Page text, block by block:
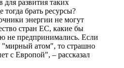
для развития таких
тогда брать ресурсы?
энергии не могут
стран ЕС, какие бы
не предпринимались. Если
"мирный атом", то страшно
с Европой", – рассказал